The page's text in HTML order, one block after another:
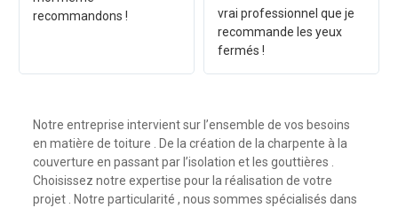
recommandons !
vrai professionnel que je
recommande les yeux
fermés !
Notre entreprise intervient sur l’ensemble de vos besoins
en matière de toiture . De la création de la charpente à la
couverture en passant par l’isolation et les gouttières .
Choisissez notre expertise pour la réalisation de votre
projet . Notre particularité , nous sommes spécialisés dans